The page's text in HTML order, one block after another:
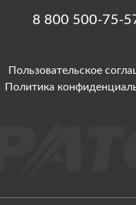
8 800 500-75-
Пользовательское
Политика